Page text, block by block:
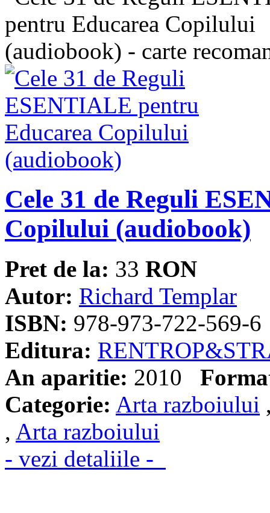
Cele 31 de Reguli
Copilului (audiobook)
Pret de la: 33 RON
Autor: Richard Templar
ISBN: 978-973-722-569-6
Editura:
An aparitie: 2010
Categorie: Arta razboiului
, Arta razboiului
- vezi detaliile -